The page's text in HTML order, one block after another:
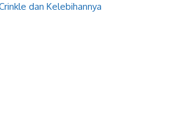
dan Kelebihannya